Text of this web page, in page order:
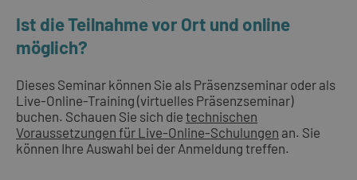
Ist die Teilnahme vor Ort und online
möglich?
Dieses Seminar können Sie als Präsenzseminar oder als
Live-Online-Training (virtuelles Präsenzseminar)
buchen. Schauen Sie sich die technischen
Voraussetzungen für Live-Online-Schulungen an. Sie
können Ihre Auswahl bei der Anmeldung treffen.